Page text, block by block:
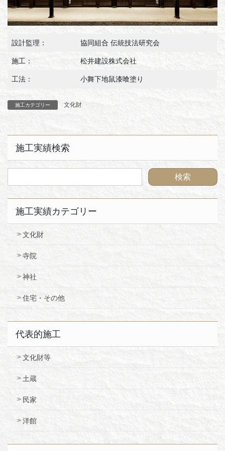
設計監理： 協同組合 伝統技法研究会
施工： 松井建設株式会社
工法： 小舞下地鼠漆喰塗り
施工カテゴリー 文化財
施工実績検索
施工実績カテゴリー
文化財
寺院
神社
住宅・その他
代表的施工
文化財等
土蔵
民家
洋館